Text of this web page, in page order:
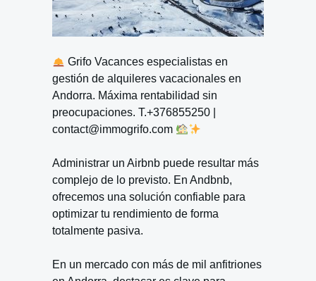
Grifo Vacances especialistas en
gestión de alquileres vacacionales en
Andorra. Máxima rentabilidad sin
preocupaciones. T.+376855250 |
contact@immogrifo.com
Administrar un Airbnb puede resultar más
complejo de lo previsto. En Andbnb,
ofrecemos una solución confiable para
optimizar tu rendimiento de forma
totalmente pasiva.
En un mercado con más de mil anfitriones